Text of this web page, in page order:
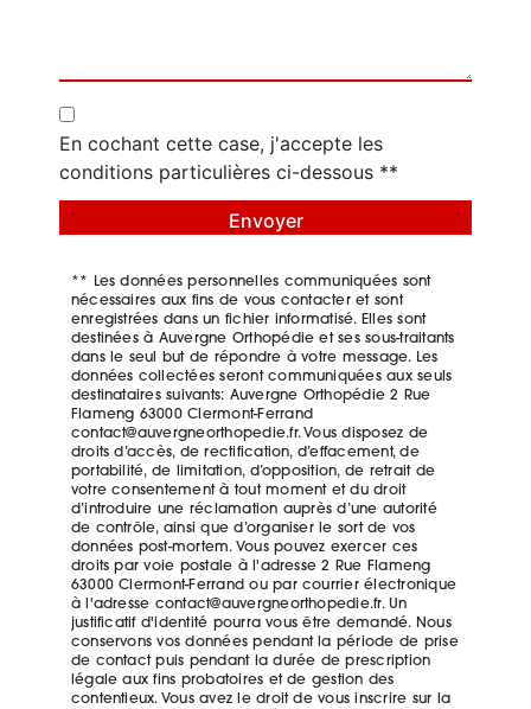
En cochant cette case, j'accepte les
conditions particulières ci-dessous **
Envoyer
** Les données personnelles communiquées sont
nécessaires aux fins de vous contacter et sont
enregistrées dans un fichier informatisé. Elles sont
destinées à Auvergne Orthopédie et ses sous-traitants
dans le seul but de répondre à votre message. Les
données collectées seront communiquées aux seuls
destinataires suivants: Auvergne Orthopédie 2 Rue
Flameng 63000 Clermont-Ferrand
contact@auvergneorthopedie.fr. Vous disposez de
droits d’accès, de rectification, d’effacement, de
portabilité, de limitation, d’opposition, de retrait de
votre consentement à tout moment et du droit
d’introduire une réclamation auprès d’une autorité
de contrôle, ainsi que d’organiser le sort de vos
données post-mortem. Vous pouvez exercer ces
droits par voie postale à l'adresse 2 Rue Flameng
63000 Clermont-Ferrand ou par courrier électronique
à l'adresse contact@auvergneorthopedie.fr. Un
justificatif d'identité pourra vous être demandé. Nous
conservons vos données pendant la période de prise
de contact puis pendant la durée de prescription
légale aux fins probatoires et de gestion des
contentieux. Vous avez le droit de vous inscrire sur la